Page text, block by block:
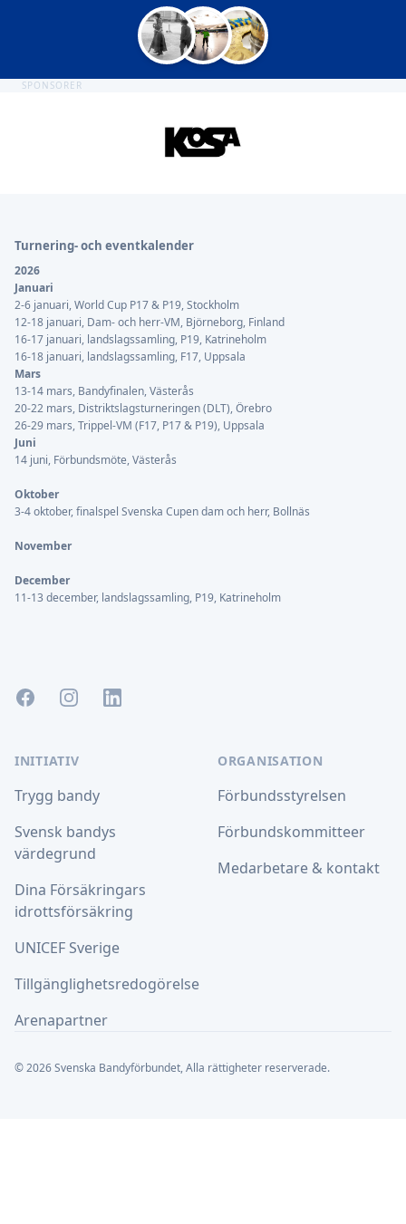
SPONSORER
Turnering- och eventkalender
2026
Januari
2-6 januari, World Cup P17 & P19, Stockholm
12-18 januari, Dam- och herr-VM, Björneborg, Finland
16-17 januari, landslagssamling, P19, Katrineholm
16-18 januari, landslagssamling, F17, Uppsala
Mars
13-14 mars, Bandyfinalen, Västerås
20-22 mars, Distriktslagsturneringen (DLT), Örebro
26-29 mars, Trippel-VM (F17, P17 & P19), Uppsala
Juni
14 juni, Förbundsmöte, Västerås
Oktober
3-4 oktober, finalspel Svenska Cupen dam och herr, Bollnäs
November
December
11-13 december, landslagssamling, P19, Katrineholm
FacebookInstagramLinkedIn
INITIATIV
Trygg bandy
Svensk bandys
värdegrund
Dina Försäkringars
idrottsförsäkring
UNICEF Sverige
Tillgänglighetsredogörelse
Arenapartner
ORGANISATION
Förbundsstyrelsen
Förbundskommitteer
Medarbetare & kontakt
© 2026 Svenska Bandyförbundet, Alla rättigheter reserverade.